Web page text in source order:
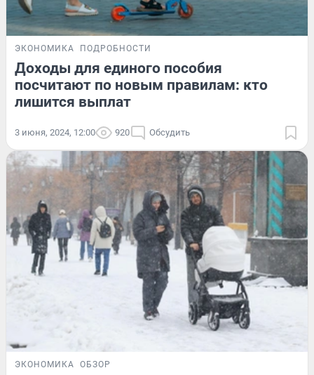
ЭКОНОМИКА ПОДРОБНОСТИ
Доходы для единого пособия
посчитают по новым правилам: кто
лишится выплат
3 июня, 2024, 12:00 920 Обсудить
ЭКОНОМИКА ОБЗОР